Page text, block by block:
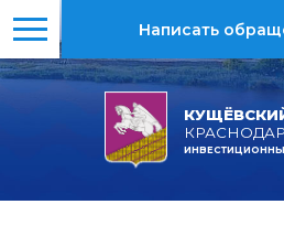
Написать